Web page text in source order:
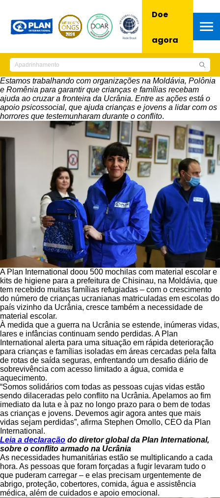
Doe
agora
Estamos trabalhando com organizações na Moldávia, Polônia
e Romênia para garantir que crianças e famílias recebam
ajuda ao cruzar a fronteira da Ucrânia. Entre as ações está o
apoio psicossocial, que ajuda crianças e jovens a lidar com os
horrores que testemunharam durante o conflito.
A Plan International doou 500 mochilas com material escolar e
kits de higiene para a prefeitura de Chisinau, na Moldávia, que
tem recebido muitas famílias refugiadas – com o crescimento
do número de crianças ucranianas matriculadas em escolas do
país vizinho da Ucrânia, cresce também a necessidade de
material escolar.
À medida que a guerra na Ucrânia se estende, inúmeras vidas,
lares e infâncias continuam sendo perdidas. A Plan
International alerta para uma situação em rápida deterioração
para crianças e famílias isoladas em áreas cercadas pela falta
de rotas de saída seguras, enfrentando um desafio diário de
sobrevivência com acesso limitado a água, comida e
aquecimento.
“Somos solidários com todas as pessoas cujas vidas estão
sendo dilaceradas pelo conflito na Ucrânia. Apelamos ao fim
imediato da luta e à paz no longo prazo para o bem de todas
as crianças e jovens. Devemos agir agora antes que mais
vidas sejam perdidas”, afirma Stephen Omollo, CEO da Plan
International.
Leia a declaração do diretor global da Plan International,
sobre o conflito armado na Ucrânia
As necessidades humanitárias estão se multiplicando a cada
hora. As pessoas que foram forçadas a fugir levaram tudo o
que puderam carregar – e elas precisam urgentemente de
abrigo, proteção, cobertores, comida, água e assistência
médica, além de cuidados e apoio emocional.